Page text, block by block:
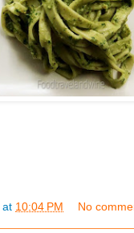
at 10:04 PM No